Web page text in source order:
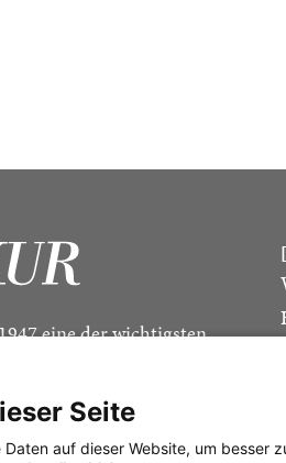
eine der wichtigsten
Seite
auf dieser Website, um